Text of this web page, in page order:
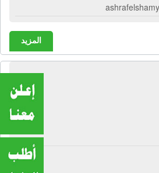
المزيد
لصناعة نعال الأحذية |